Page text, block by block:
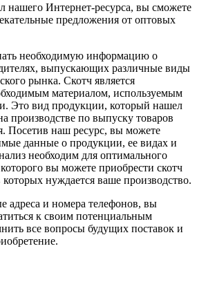
нашего Интернет-ресурса, вы сможете
предложения от оптовых
необходимую информацию о
выпускающих различные виды
рынка. Скотч является
материалом, используемым
Это вид продукции, который нашел
производстве по выпуску товаров
Посетив наш ресурс, вы можете
данные о продукции, ее видах и
необходим для оптимального
вы можете приобрести скотч
нуждается ваше производство.
адреса и номера телефонов, вы
к своим потенциальным
все вопросы будущих поставок и